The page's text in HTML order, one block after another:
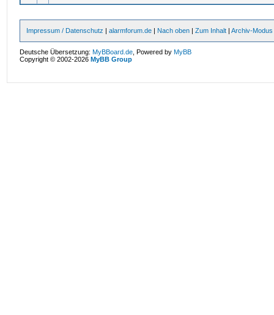
Impressum / Datenschutz |alarmforum.de | Nach oben |Zum Inhalt |Archiv-Modus
Deutsche Übersetzung:MyBBoard.de , Powered byMyBB
Copyright © 2002-2026MyBB Group